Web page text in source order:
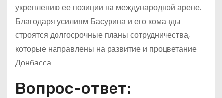
укреплению ее позиции на международной арене.
Благодаря усилиям Басурина и его команды
строятся долгосрочные планы сотрудничества,
которые направлены на развитие и процветание
Донбасса.
Вопрос-ответ: